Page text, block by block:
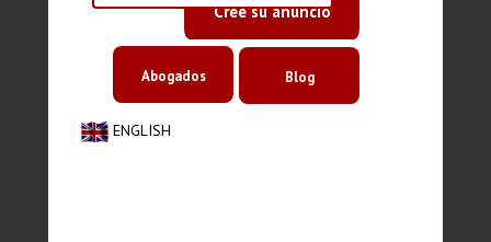
Cree su anuncio
ENGLISH
Abogados Blog